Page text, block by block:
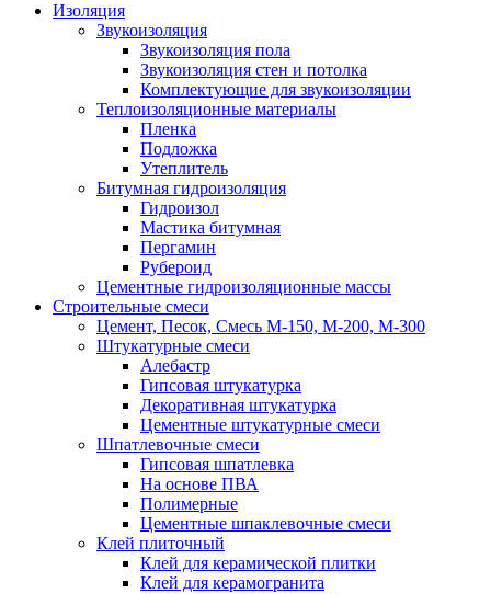
Изоляция
Звукоизоляция
Звукоизоляция пола
Звукоизоляция стен и потолка
Комплектующие для звукоизоляции
Теплоизоляционные материалы
Пленка
Подложка
Утеплитель
Битумная гидроизоляция
Гидроизол
Мастика битумная
Пергамин
Рубероид
Цементные гидроизоляционные массы
Строительные смеси
Цемент, Песок, Смесь М-150, М-200, М-300
Штукатурные смеси
Алебастр
Гипсовая штукатурка
Декоративная штукатурка
Цементные штукатурные смеси
Шпатлевочные смеси
Гипсовая шпатлевка
На основе ПВА
Полимерные
Цементные шпаклевочные смеси
Клей плиточный
Клей для керамической плитки
Клей для керамогранита